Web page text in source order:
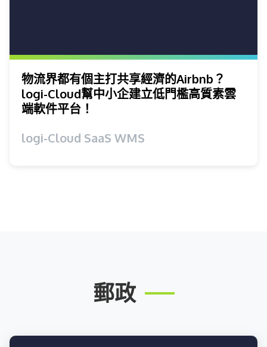
物流界都有個主打共享經濟的Airbnb？
logi-Cloud幫中小企建立低門檻高質素雲
端軟件平台！
logi-Cloud SaaS WMS
郵政